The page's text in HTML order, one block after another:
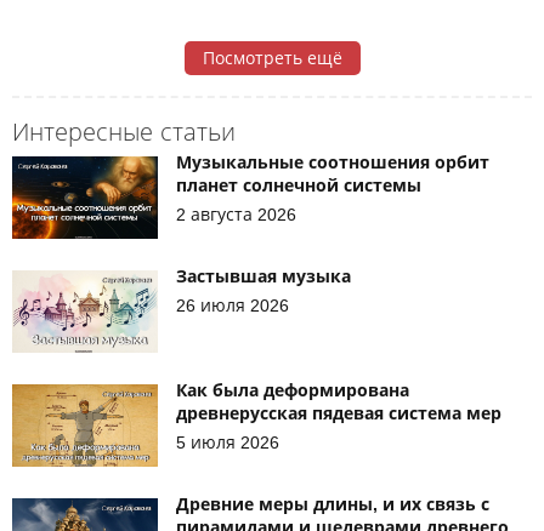
Посмотреть ещё
Интересные статьи
Музыкальные соотношения орбит
планет солнечной системы
2 августа 2026
Застывшая музыка
26 июля 2026
Как была деформирована
древнерусская пядевая система мер
5 июля 2026
Древние меры длины, и их связь с